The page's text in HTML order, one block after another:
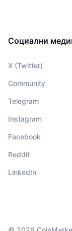
Социални
X (Twitter)
Community
Telegram
Instagram
Facebook
Reddit
LinkedIn